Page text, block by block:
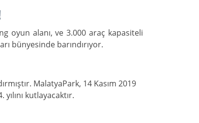
oyun alanı, ve 3.000 araç kapasiteli
bünyesinde barındırıyor.
MalatyaPark, 14 Kasım 2019
kutlayacaktır.